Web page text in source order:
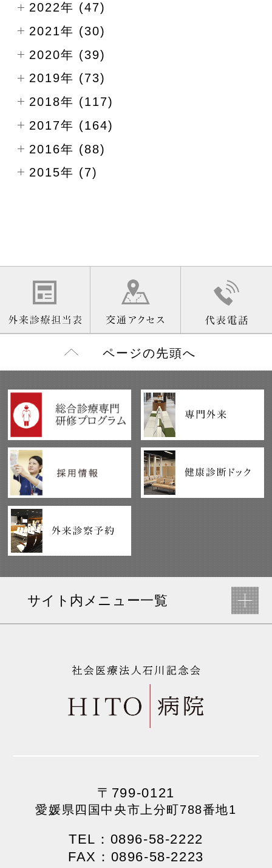
2022年 (47)
2021年 (30)
2020年 (39)
2019年 (73)
2018年 (117)
2017年 (164)
2016年 (88)
2015年 (7)
ページの先頭へ
サイト内メニュー一覧
〒799-0121
愛媛県四国中央市上分町788番地1
TEL：0896-58-2222
FAX：0896-58-2223